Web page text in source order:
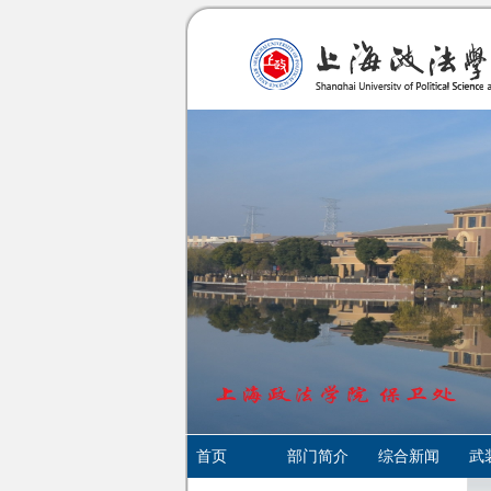
首页 部门简介 综合新闻 武